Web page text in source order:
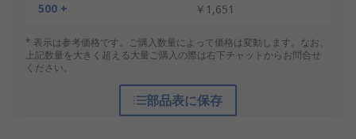
500 +
￥1,651
* 表示は参考価格です。ご購入数量によって価格は変動します。なお、
上記数量を大きく超える大量ご購入の際は右下チャットからお問合せ
ください。
部品表に保存